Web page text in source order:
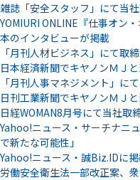
雑誌「安全スタッフ」にて当
YOMIURI ONLINE『仕事オン
本のインタビューが掲載
「月刊人材ビジネス」にて取
日本経済新聞でキヤノンＭＪ
「月刊人事マネジメント」に
日刊工業新聞でキヤノンＭＪ
日経WOMAN8月号にて当社取
Yahoo!ニュース・サーチナニ
で新たな可能性」
Yahoo!ニュース・誠Biz.IDに
労働安全衛生法一部改正案、